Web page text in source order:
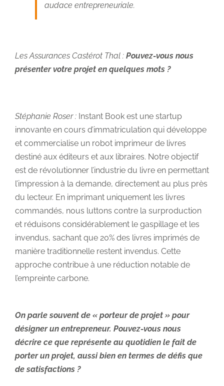
audace entrepreneuriale.
Les Assurances Castérot Thal : Pouvez-vous nous
présenter votre projet en quelques mots ?
Stéphanie Roser : Instant Book est une startup
innovante en cours d’immatriculation qui développe
et commercialise un robot imprimeur de livres
destiné aux éditeurs et aux libraires. Notre objectif
est de révolutionner l’industrie du livre en permettant
l’impression à la demande, directement au plus près
du lecteur. En imprimant uniquement les livres
commandés, nous luttons contre la surproduction
et réduisons considérablement le gaspillage et les
invendus, sachant que 20% des livres imprimés de
manière traditionnelle restent invendus. Cette
approche contribue à une réduction notable de
l’empreinte carbone.
On parle souvent de « porteur de projet » pour
désigner un entrepreneur. Pouvez-vous nous
décrire ce que représente au quotidien le fait de
porter un projet, aussi bien en termes de défis que
de satisfactions ?